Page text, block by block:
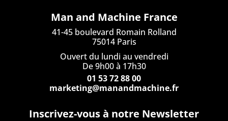
Man and Machine France
41-45 boulevard Romain Rolland
75014 Paris
Ouvert du lundi au vendredi
De 9h00 à 17h30
01 53 72 88 00
marketing@manandmachine.fr
Inscrivez-vous à notre Newsletter